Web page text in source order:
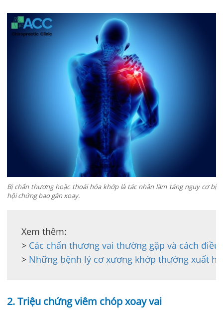
Bị chấn thương hoặc thoái hóa khớp là tác nhân làm tăng nguy cơ bị
hội chứng bao gân xoay.
Xem thêm:
> Các chấn thương vai thường gặp và cách điều
> Những bệnh lý cơ xương khớp thường xuất
2. Triệu chứng viêm chóp xoay vai